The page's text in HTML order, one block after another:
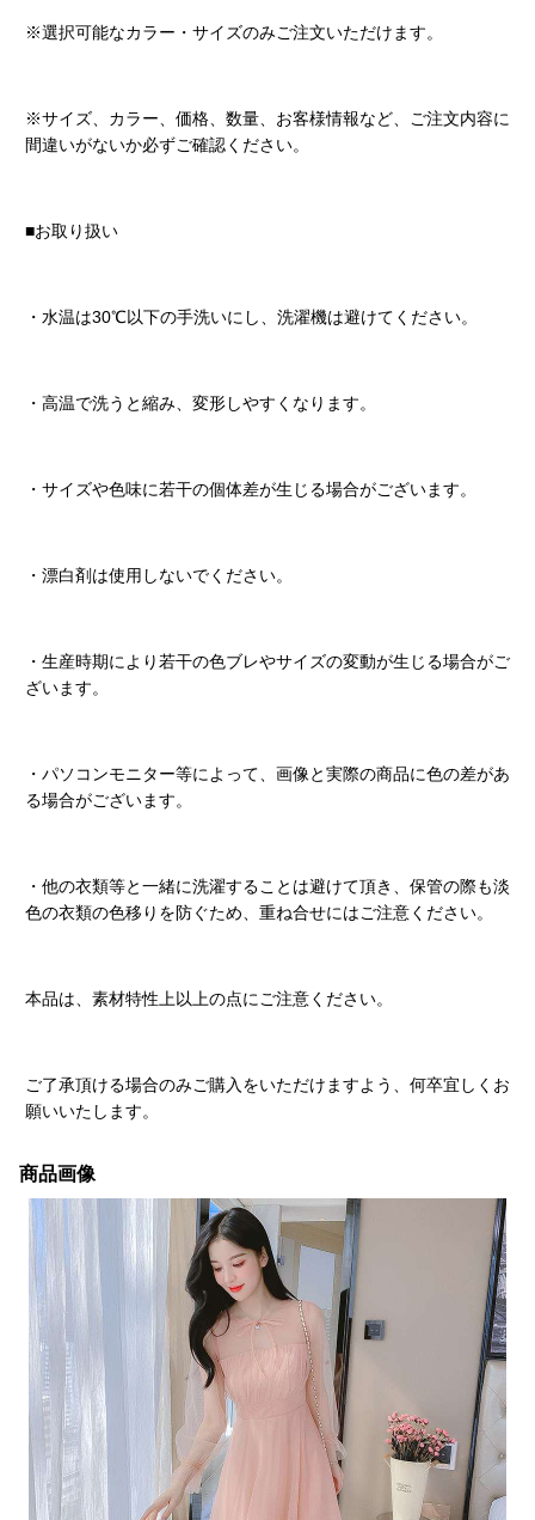
※選択可能なカラー・サイズのみご注文いただけます。
※サイズ、カラー、価格、数量、お客様情報など、ご注文内容に
間違いがないか必ずご確認ください。
■お取り扱い
・水温は30℃以下の手洗いにし、洗濯機は避けてください。
・高温で洗うと縮み、変形しやすくなります。
・サイズや色味に若干の個体差が生じる場合がございます。
・漂白剤は使用しないでください。
・生産時期により若干の色ブレやサイズの変動が生じる場合がご
ざいます。
・パソコンモニター等によって、画像と実際の商品に色の差があ
る場合がございます。
・他の衣類等と一緒に洗濯することは避けて頂き、保管の際も淡
色の衣類の色移りを防ぐため、重ね合せにはご注意ください。
本品は、素材特性上以上の点にご注意ください。
ご了承頂ける場合のみご購入をいただけますよう、何卒宜しくお
願いいたします。
商品画像